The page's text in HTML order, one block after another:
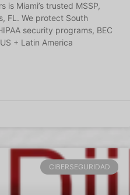
is Miami’s trusted MSSP,
FL. We protect South
security programs, BEC
+ Latin America
CIBERSEGURIDAD